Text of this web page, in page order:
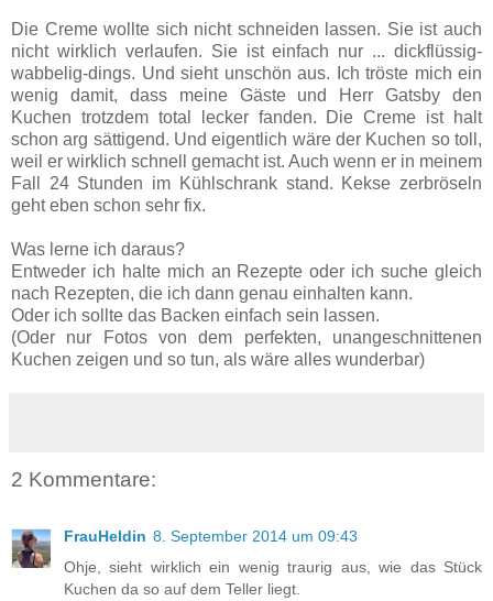
Die Creme wollte sich nicht schneiden lassen. Sie ist auch
nicht wirklich verlaufen. Sie ist einfach nur ... dickflüssig-
wabbelig-dings. Und sieht unschön aus. Ich tröste mich ein
wenig damit, dass meine Gäste und Herr Gatsby den
Kuchen trotzdem total lecker fanden. Die Creme ist halt
schon arg sättigend. Und eigentlich wäre der Kuchen so toll,
weil er wirklich schnell gemacht ist. Auch wenn er in meinem
Fall 24 Stunden im Kühlschrank stand. Kekse zerbröseln
geht eben schon sehr fix.
Was lerne ich daraus?
Entweder ich halte mich an Rezepte oder ich suche gleich
nach Rezepten, die ich dann genau einhalten kann.
Oder ich sollte das Backen einfach sein lassen.
(Oder nur Fotos von dem perfekten, unangeschnittenen
Kuchen zeigen und so tun, als wäre alles wunderbar)
2 Kommentare:
FrauHeldin 8. September 2014 um 09:43
Ohje, sieht wirklich ein wenig traurig aus, wie das Stück
Kuchen da so auf dem Teller liegt.